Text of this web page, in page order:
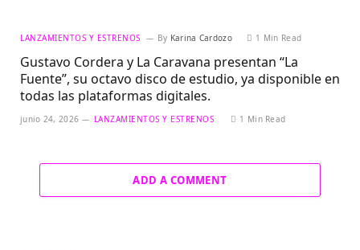
LANZAMIENTOS Y ESTRENOS By Karina Cardozo 1 Min Read
Gustavo Cordera y La Caravana presentan “La
Fuente”, su octavo disco de estudio, ya disponible en
todas las plataformas digitales.
junio 24, 2026 LANZAMIENTOS Y ESTRENOS 1 Min Read
ADD A COMMENT